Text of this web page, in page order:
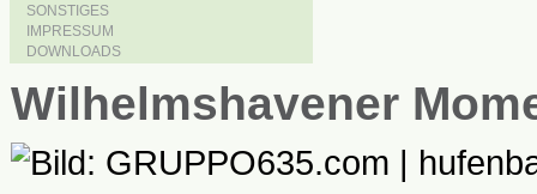
SONSTIGES
IMPRESSUM
DOWNLOADS
Wilhelmshavener